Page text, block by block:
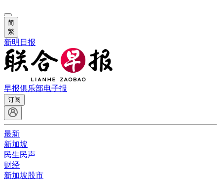
简
繁
新明日报
早报俱乐部电子报
订阅
最新
新加坡
民生民声
财经
新加坡股市